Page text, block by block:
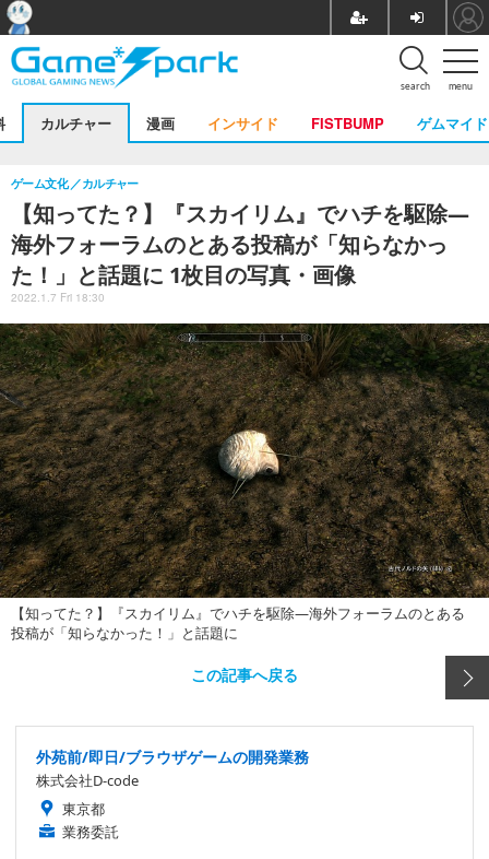
menu
search
カルチャー 漫画 インサイド FISTBUMP ゲムマイド
【知ってた？】『スカイリム』でハチを駆除―
海外フォーラムのとある投稿が「知らなかっ
た！」と話題に 1枚目の写真・画像
ゲーム文化 カルチャー
2022.1.7 Fri 18:30
【知ってた？】『スカイリム』でハチを駆除―海外フォーラムのとある
投稿が「知らなかった！」と話題に
この記事へ戻る
外苑前/即日/ブラウザゲームの開発業務
株式会社D-code
東京都
業務委託